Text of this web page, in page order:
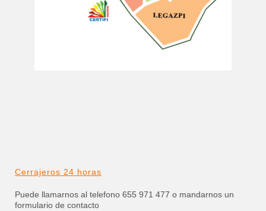
Cerrajeros 24 horas
Puede llamarnos al telefono 655 971 477 o mandarnos un
formulario de contacto